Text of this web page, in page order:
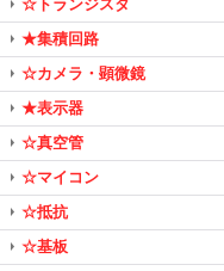
☆トランジスタ
★集積回路
☆カメラ・顕微鏡
★表示器
☆真空管
☆マイコン
☆抵抗
☆基板